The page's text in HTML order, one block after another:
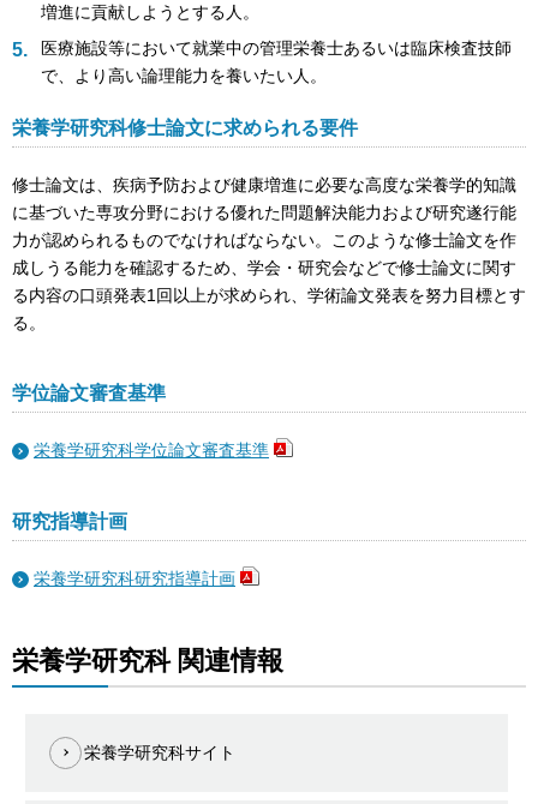
増進に貢献しようとする人。
医療施設等において就業中の管理栄養士あるいは臨床検査技師
で、より高い論理能力を養いたい人。
栄養学研究科修士論文に求められる要件
修士論文は、疾病予防および健康増進に必要な高度な栄養学的知識
に基づいた専攻分野における優れた問題解決能力および研究遂行能
力が認められるものでなければならない。このような修士論文を作
成しうる能力を確認するため、学会・研究会などで修士論文に関す
る内容の口頭発表1回以上が求められ、学術論文発表を努力目標とす
る。
学位論文審査基準
栄養学研究科学位論文審査基準
研究指導計画
栄養学研究科研究指導計画
栄養学研究科 関連情報
栄養学研究科サイト